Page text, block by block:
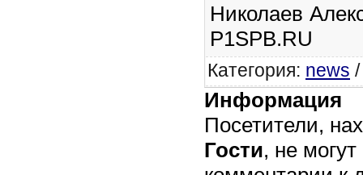
Николаев
P1SPB.RU
Категория: news
Информация
Посетители,
Гости, не